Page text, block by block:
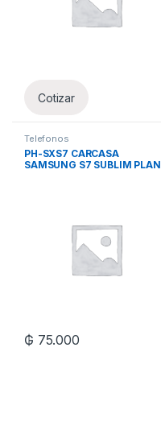
Cotizar
Telefonos
PH-SXS7 CARCASA
SAMSUNG S7 SUBLIM PLAN
₲ 75.000